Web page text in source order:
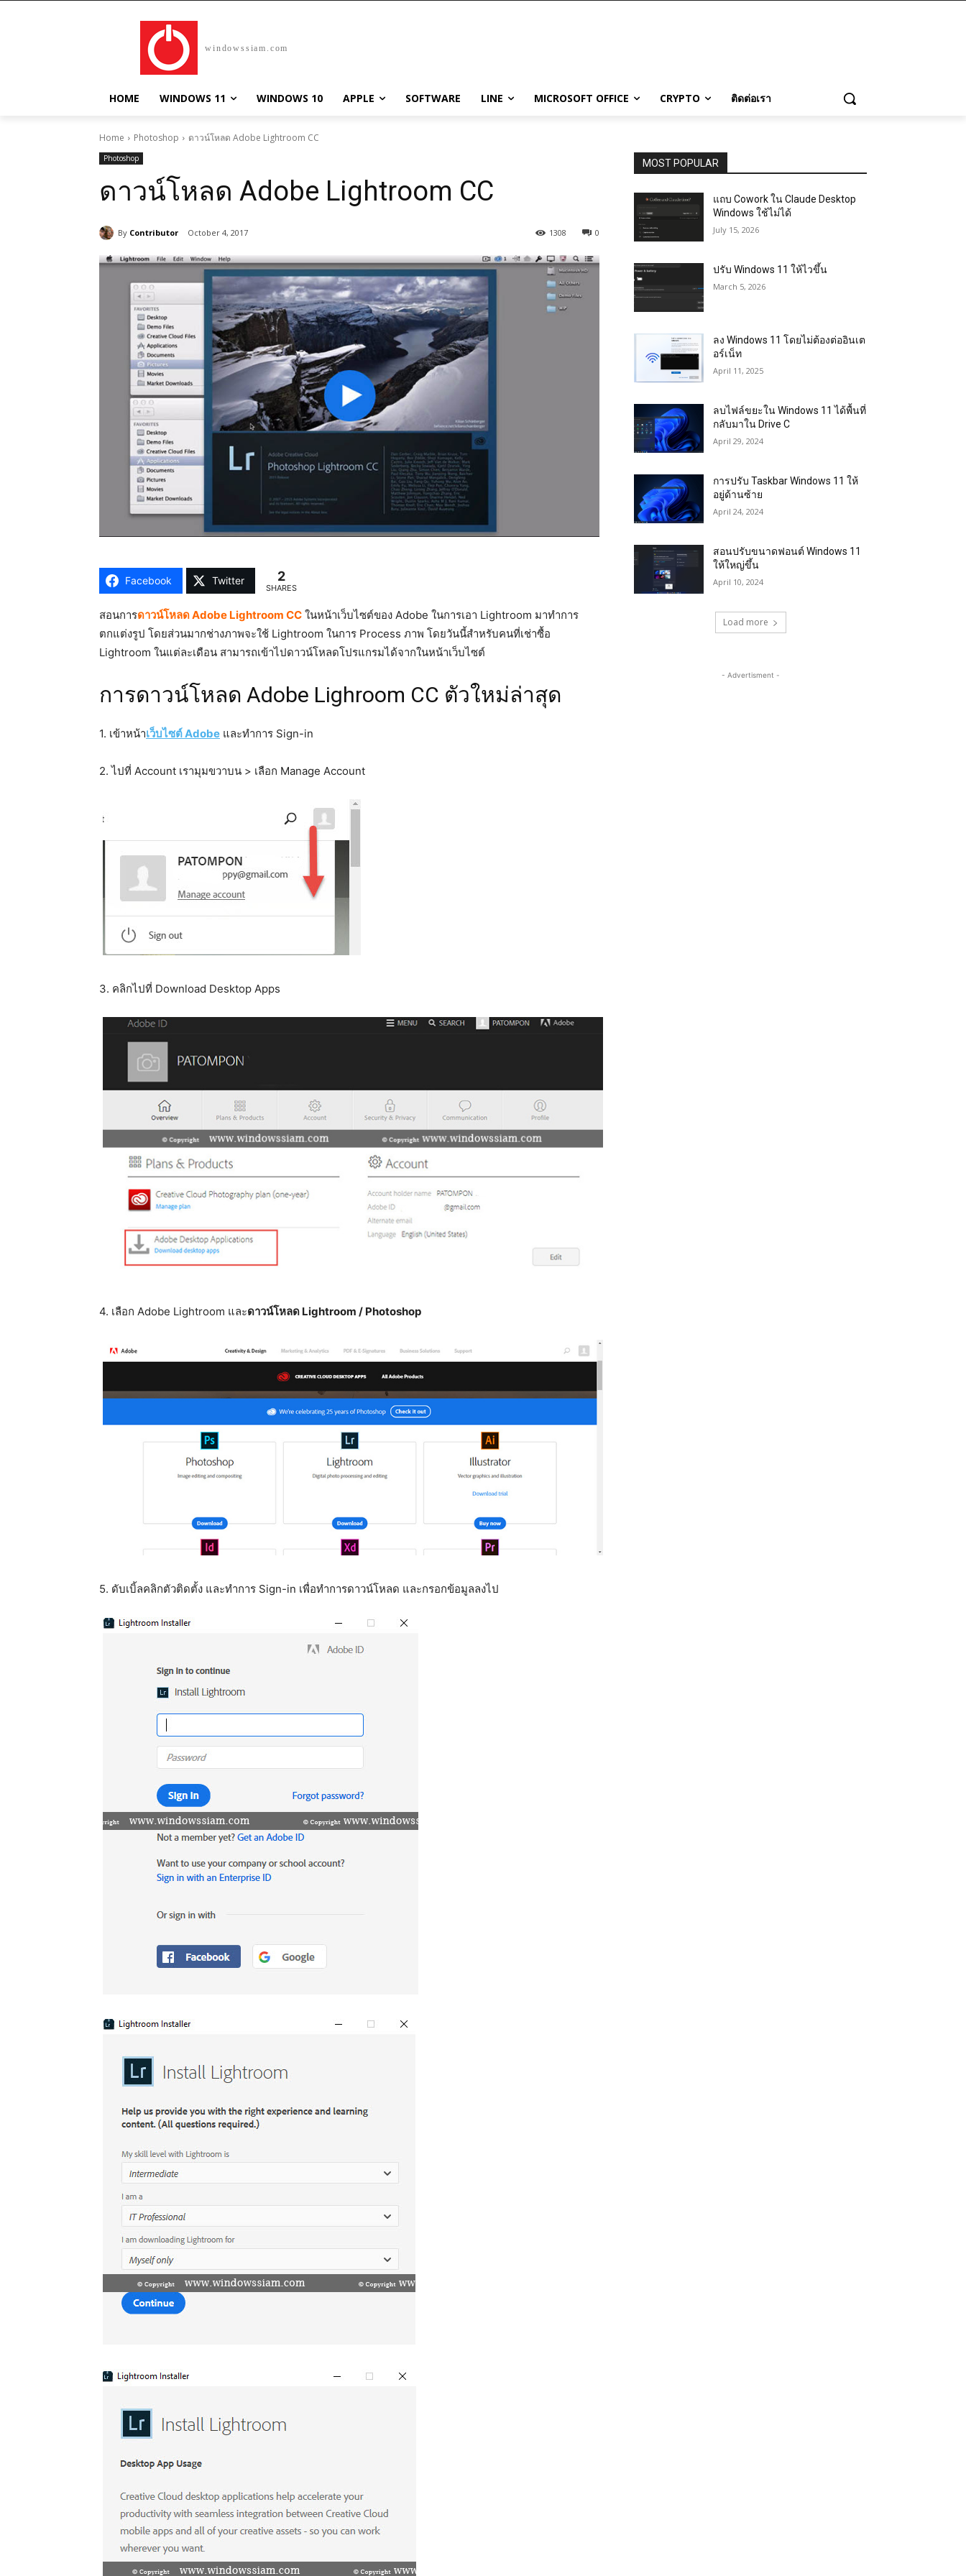
windowssiam.com
HOME WINDOWS 11 WINDOWS 10 APPLE SOFTWARE LINE MICROSOFT OFFICE CRYPTO ติดต่อเรา
Home Photoshop ดาวน์โหลด Adobe Lightroom CC
Photoshop
ดาวน์โหลด Adobe Lightroom CC
By Contributor October 4, 2017 0
1308
Facebook Twitter 2
SHARES
สอนการดาวน์โหลด Adobe Lightroom CC ในหน้าเว็บไซต์ของ Adobe ในการเอา Lightroom มาทำการ
ตกแต่งรูป โดยส่วนมากช่างภาพจะใช้ Lightroom ในการ Process ภาพ โดยวันนี้สำหรับคนที่เช่าซื้อ
Lightroom ในแต่ละเดือน สามารถเข้าไปดาวน์โหลดโปรแกรมได้จากในหน้าเว็บไซต์
การดาวน์โหลด Adobe Lighroom CC ตัวใหม่ล่าสุด
1. เข้าหน้าเว็บไซต์ Adobe และทำการ Sign-in
2. ไปที่ Account เรามุมขวาบน > เลือก Manage Account
3. คลิกไปที่ Download Desktop Apps
4. เลือก Adobe Lightroom และดาวน์โหลด Lightroom / Photoshop
5. ดับเบิ้ลคลิกตัวติดตั้ง และทำการ Sign-in เพื่อทำการดาวน์โหลด และกรอกข้อมูลลงไป
MOST POPULAR
แถบ Cowork ใน Claude Desktop
Windows ใช้ไม่ได้
July 15, 2026
ปรับ Windows 11 ให้ไวขึ้น
March 5, 2026
ลง Windows 11 โดยไม่ต้องต่ออินเต
อร์เน็ท
April 11, 2025
ลบไฟล์ขยะใน Windows 11 ได้พื้นที่
กลับมาใน Drive C
April 29, 2024
การปรับ Taskbar Windows 11 ให้
อยู่ด้านซ้าย
April 24, 2024
สอนปรับขนาดฟอนต์ Windows 11
ให้ใหญ่ขึ้น
April 10, 2024
Load more
- Advertisment -